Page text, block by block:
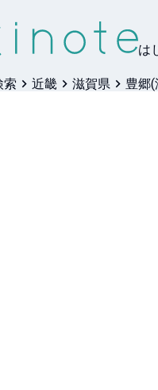
は
索 近畿 滋賀県 豊郷